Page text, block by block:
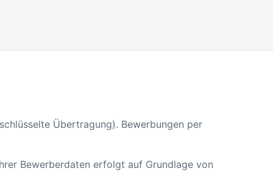
Übertragung). Bewerbungen per
Bewerberdaten erfolgt auf Grundlage von